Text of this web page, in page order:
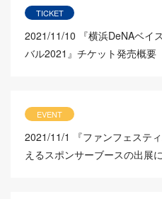
TICKET
2021/11/10
『横浜DeNAベイ
バル2021』チケット発売概要
EVENT
2021/11/1
『ファンフェステ
えるスポンサーブースの出展